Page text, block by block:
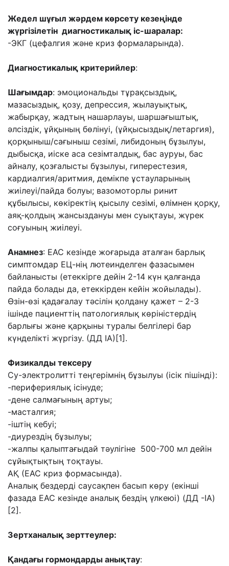
Жедел шұғыл жәрдем көрсету кезеңінде
жүргізілетін диагностикалық іс-шаралар:
-ЭКГ (цефалгия және криз формаларында).
Диагностикалық критерийлер:
Шағымдар: эмоциональды тұрақсыздық,
мазасыздық, қозу, депрессия, жылауықтық,
жабырқау, жадтың нашарлауы, шаршағыштық,
әлсіздік, ұйқының бөлінуі, (ұйқысыздық/летаргия),
қорқыныш/сағыныш сезімі, либидоның бұзылуы,
дыбысқа, иіске аса сезімталдық, бас ауруы, бас
айналу, қозғалысты бұзылуы, гиперестезия,
кардиалгия/аритмия, демікпе ұстауларының
жиілеуі/пайда болуы; вазомоторлы ринит
құбылысы, көкіректің қысылу сезімі, өлімнен қорқу,
аяқ-қолдың жансыздануы мен суықтауы, жүрек
соғуының жиілеуі.
Анамнез: ЕАС кезінде жоғарыда аталған барлық
симптомдар ЕЦ-нің лютеинделген фазасымен
байланысты (етеккірге дейін 2-14 күн қалғанда
пайда болады да, етеккірден кейін жойылады).
Өзін-өзі қадағалау тәсілін қолдану қажет – 2-3
ішінде пациенттің патологиялық көріністердің
барлығы және қарқыны туралы белгілері бар
күнделікті жүргізу. (ДД IA)[1].
Физикалды тексеру
Су-электролитті теңгерімнің бұзылуы (ісік пішінді):
-перифериялық ісінуде;
-дене салмағының артуы;
-масталгия;
-іштің кебуі;
-диурездің бұзылуы;
-жалпы қалыптағыдай тәулігіне 500-700 мл дейін
сұйықтықтың тоқтауы.
АҚ (ЕАС криз формасында).
Аналық бездерді саусақпен басып көру (екінші
фазада ЕАС кезінде аналық бездің үлкеюі) (ДД -IA)
[2].
Зертханалық зерттеулер:
Қандағы гормондарды анықтау: